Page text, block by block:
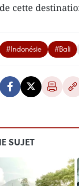
de cette
#Indonésie #Bali
SUJET